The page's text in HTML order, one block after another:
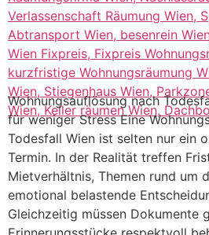
Wohnungsauflösung nach
für weniger Stress Eine
Todesfall Wien ist selten nur ein
Termin. In der Realität treffen
Mietverhältnis, Themen rund um
emotional belastende
Gleichzeitig müssen Dokumente